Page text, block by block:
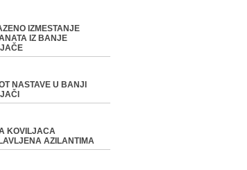
IZMESTANJE
IZ BANJE
NASTAVE U BANJI
KOVILJACA
AZILANTIMA